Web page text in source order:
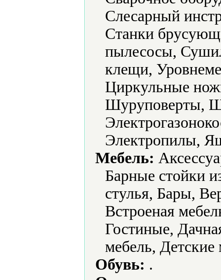
Слесарный
Станки
пылесосы,
клещи,
Циркульные
Шуруповерты,
Электропилы,
Мебель:
Барные стойки
стулья, Бары,
Встроеная
Гостиные,
мебель, Детские
Обувь: .